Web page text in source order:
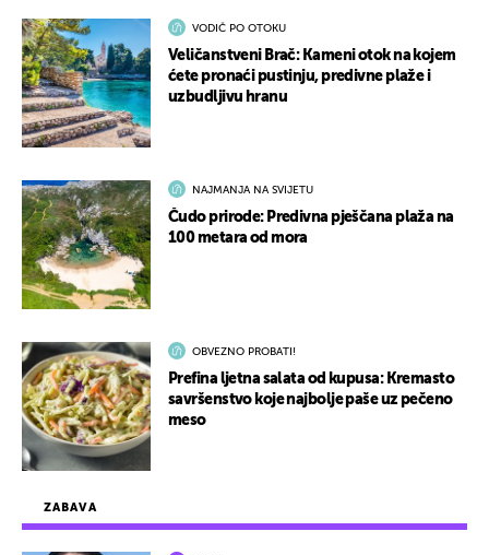
ZABAVA
VODIČ PO OTOKU
Veličanstveni Brač: Kameni otok na kojem
ćete pronaći pustinju, predivne plaže i
uzbudljivu hranu
NAJMANJA NA SVIJETU
Čudo prirode: Predivna pješčana plaža na
100 metara od mora
OBVEZNO PROBATI!
Prefina ljetna salata od kupusa: Kremasto
savršenstvo koje najbolje paše uz pečeno
meso